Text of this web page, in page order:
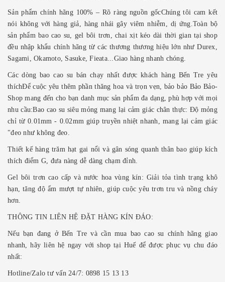
Sản phẩm chính hãng 100% – Rõ ràng nguồn gốcChúng tôi cam kết
nói không với hàng giả, hàng nhái gây viêm nhiễm, dị ứng.Toàn bộ
sản phẩm bao cao su, gel bôi trơn, chai xịt kéo dài thời gian tại shop
đều nhập khẩu chính hãng từ các thương thương hiệu lớn như Durex,
Sagami, Okamoto, Sasuke, Fieata...Giao hàng nhanh chóng.
Các dòng bao cao su bán chạy nhất được khách hàng Bến Tre yêu
thíchĐể cuộc yêu thêm phần thăng hoa và trọn vẹn, bảo bảo Bảo Bảo-
Shop mang đến cho bạn danh mục sản phẩm đa dạng, phù hợp với mọi
nhu cầu:Bao cao su siêu mỏng mang lại cảm giác chân thực: Độ mỏng
chỉ từ 0.01mm - 0.02mm giúp truyền nhiệt nhanh, mang lại cảm giác
"đeo như không đeo.
Thiết kế hàng trăm hạt gai nổi và gân sóng quanh thân bao giúp kích
thích điểm G, đưa nàng dễ dàng chạm đỉnh.
Gel bôi trơn cao cấp và nước hoa vùng kín: Giải tỏa tình trạng khô
hạn, tăng độ ẩm mượt tự nhiên, giúp cuộc yêu trơn tru và nồng cháy
hơn.
THÔNG TIN LIÊN HỆ ĐẶT HÀNG KÍN ĐÁO:
Nếu bạn đang ở Bến Tre và cần mua bao cao su chính hãng giao
nhanh, hãy liên hệ ngay với shop tại Huế để được phục vụ chu đáo
nhất:
Hotline/Zalo tư vấn 24/7: 0898 15 13 13